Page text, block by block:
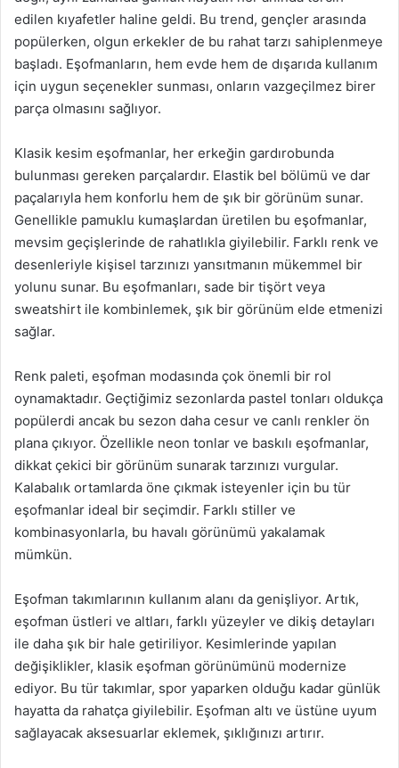
edilen kıyafetler haline geldi. Bu trend, gençler arasında
popülerken, olgun erkekler de bu rahat tarzı sahiplenmeye
başladı. Eşofmanların, hem evde hem de dışarıda kullanım
için uygun seçenekler sunması, onların vazgeçilmez birer
parça olmasını sağlıyor.
Klasik kesim eşofmanlar, her erkeğin gardırobunda
bulunması gereken parçalardır. Elastik bel bölümü ve dar
paçalarıyla hem konforlu hem de şık bir görünüm sunar.
Genellikle pamuklu kumaşlardan üretilen bu eşofmanlar,
mevsim geçişlerinde de rahatlıkla giyilebilir. Farklı renk ve
desenleriyle kişisel tarzınızı yansıtmanın mükemmel bir
yolunu sunar. Bu eşofmanları, sade bir tişört veya
sweatshirt ile kombinlemek, şık bir görünüm elde etmenizi
sağlar.
Renk paleti, eşofman modasında çok önemli bir rol
oynamaktadır. Geçtiğimiz sezonlarda pastel tonları oldukça
popülerdi ancak bu sezon daha cesur ve canlı renkler ön
plana çıkıyor. Özellikle neon tonlar ve baskılı eşofmanlar,
dikkat çekici bir görünüm sunarak tarzınızı vurgular.
Kalabalık ortamlarda öne çıkmak isteyenler için bu tür
eşofmanlar ideal bir seçimdir. Farklı stiller ve
kombinasyonlarla, bu havalı görünümü yakalamak
mümkün.
Eşofman takımlarının kullanım alanı da genişliyor. Artık,
eşofman üstleri ve altları, farklı yüzeyler ve dikiş detayları
ile daha şık bir hale getiriliyor. Kesimlerinde yapılan
değişiklikler, klasik eşofman görünümünü modernize
ediyor. Bu tür takımlar, spor yaparken olduğu kadar günlük
hayatta da rahatça giyilebilir. Eşofman altı ve üstüne uyum
sağlayacak aksesuarlar eklemek, şıklığınızı artırır.